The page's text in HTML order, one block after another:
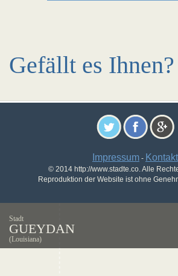
Gefällt es
Impressum - Kontakt
© 2014 http://www.stadte.co. Alle
Reproduktion der Website ist ohne
Stadt
GUEYDAN
(Louisiana)